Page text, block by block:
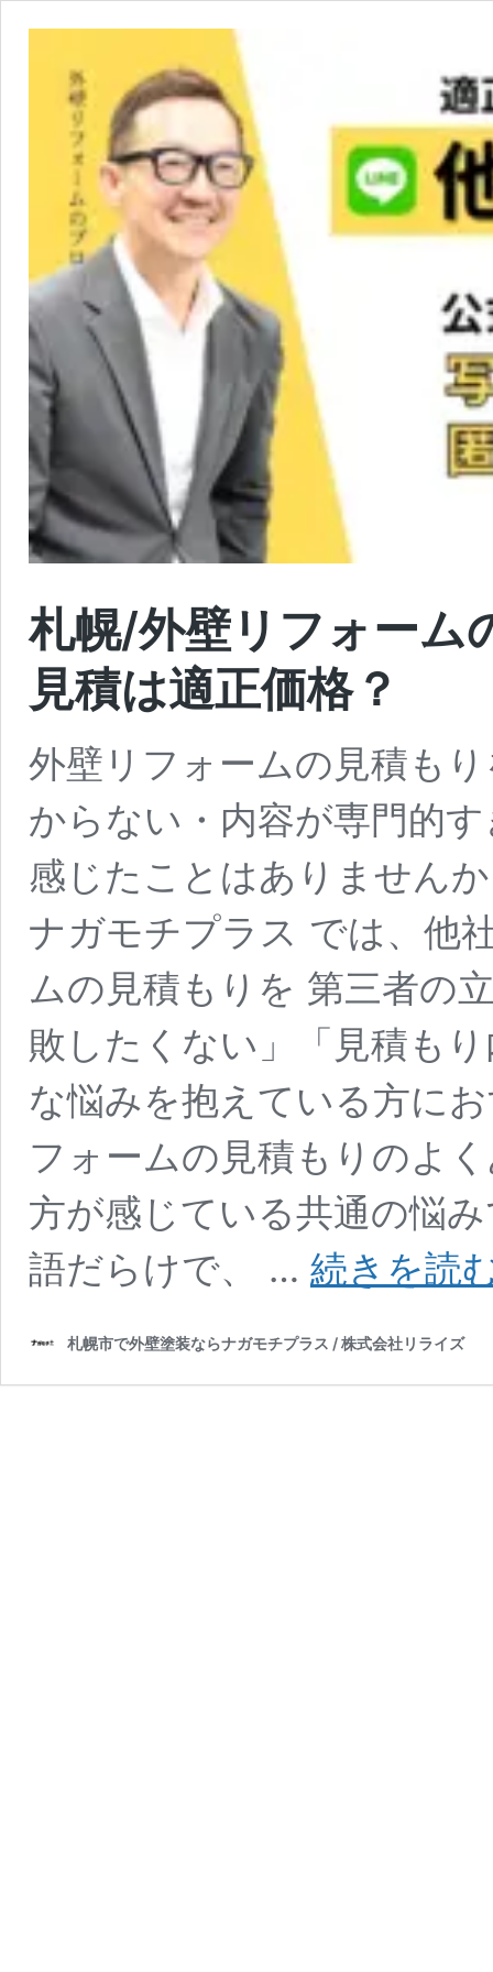
札幌/外壁リフォーム
見積は適正価格？
外壁リフォームの見積も
からない・内容が専門的
感じたことはありません
ナガモチプラス では、他
ムの見積もりを 第三者の
敗したくない」「見積も
な悩みを抱えている方に
フォームの見積もりのよ
方が感じている共通の悩
語だらけで、 … 続きを読
札幌市で外壁塗装ならナガモチプラス / 株式会社リライズ